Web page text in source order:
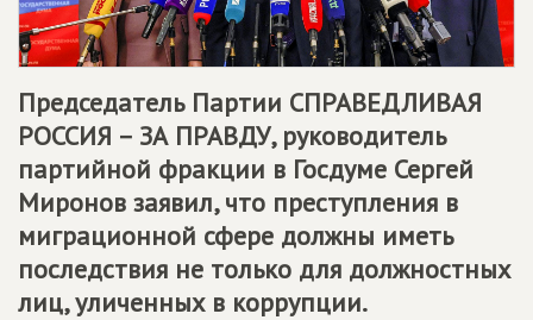
Председатель Партии СПРАВЕДЛИВАЯ
РОССИЯ – ЗА ПРАВДУ, руководитель
партийной фракции в Госдуме Сергей
Миронов заявил, что преступления в
миграционной сфере должны иметь
последствия не только для должностных
лиц, уличенных в коррупции.